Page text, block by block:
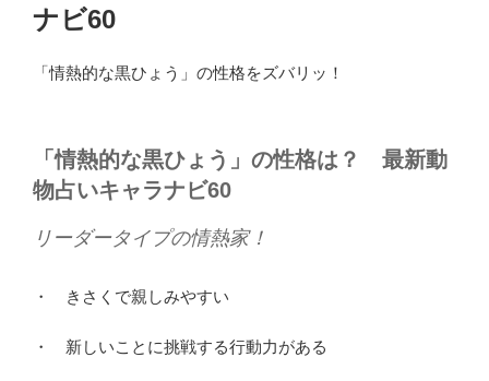
ナビ60
「情熱的な黒ひょう」の性格をズバリッ！
「情熱的な黒ひょう」の性格は？ 最新動
物占いキャラナビ60
リーダータイプの情熱家！
・ きさくで親しみやすい
・ 新しいことに挑戦する行動力がある